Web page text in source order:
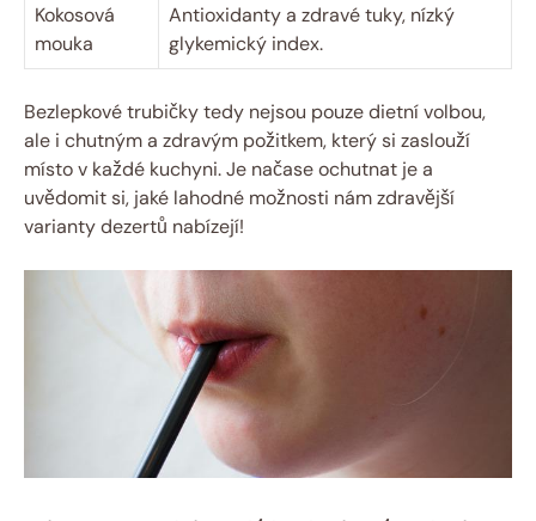
Kokosová
mouka
Antioxidanty a zdravé tuky, nízký
glykemický index.
Bezlepkové trubičky tedy nejsou pouze dietní volbou,
ale i chutným a zdravým požitkem, který si zaslouží
místo v každé kuchyni. Je načase ochutnat je a
uvědomit si, jaké lahodné možnosti nám zdravější
varianty dezertů nabízejí!